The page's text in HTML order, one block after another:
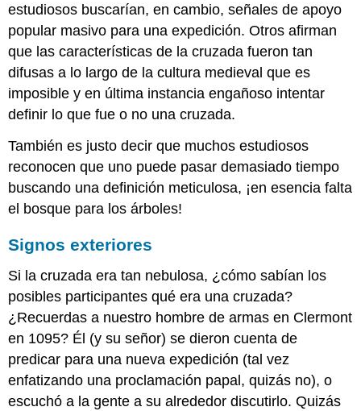
estudiosos buscarían, en cambio, señales de apoyo
popular masivo para una expedición. Otros afirman
que las características de la cruzada fueron tan
difusas a lo largo de la cultura medieval que es
imposible y en última instancia engañoso intentar
definir lo que fue o no una cruzada.
También es justo decir que muchos estudiosos
reconocen que uno puede pasar demasiado tiempo
buscando una definición meticulosa, ¡en esencia falta
el bosque para los árboles!
Signos exteriores
Si la cruzada era tan nebulosa, ¿cómo sabían los
posibles participantes qué era una cruzada?
¿Recuerdas a nuestro hombre de armas en Clermont
en 1095? Él (y su señor) se dieron cuenta de
predicar para una nueva expedición (tal vez
enfatizando una proclamación papal, quizás no), o
escuchó a la gente a su alrededor discutirlo. Quizás